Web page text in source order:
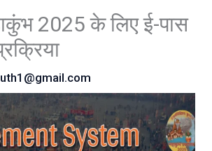
2025 के लिए ई-पास